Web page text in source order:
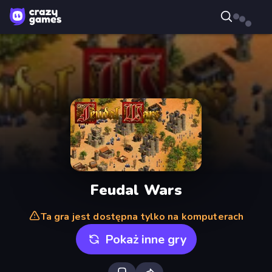
Feudal Wars
Ta gra jest dostępna tylko na komputerach
Pokaż inne gry